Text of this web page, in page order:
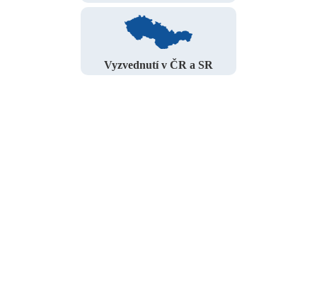
Vyzvednutí v ČR a SR